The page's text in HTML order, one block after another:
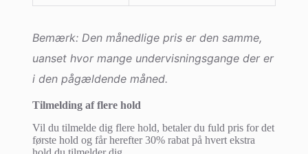
Bemærk: Den månedlige pris er den samme,
uanset hvor mange undervisningsgange der er
i den pågældende måned.
Tilmelding af flere hold
Vil du tilmelde dig flere hold, betaler du fuld pris for det
første hold og får herefter 30% rabat på hvert ekstra